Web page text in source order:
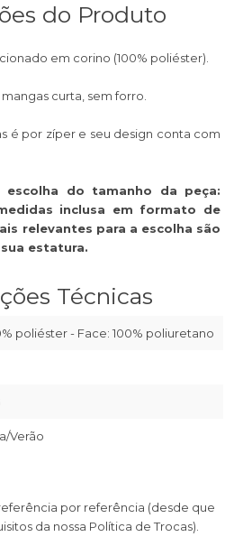
do Produto
em corino (100% poliéster).
curta, sem forro.
é por zíper e seu design conta com
escolha do tamanho da peça:
inclusa em formato de
relevantes para a escolha são
estatura.
Técnicas
poliéster - Face: 100% poliuretano
Verão
por referência (desde que
da nossa Política de Trocas).